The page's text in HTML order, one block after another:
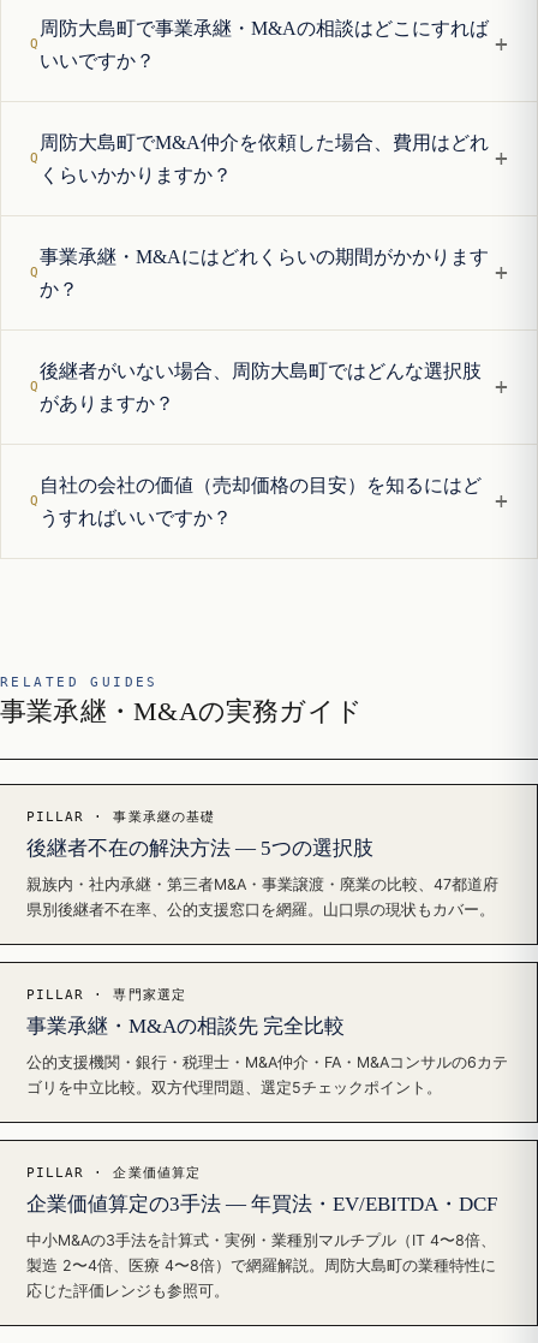
周防大島町で事業承継・M&Aの相談はどこにすれば
いいですか？
+
周防大島町でM&A仲介を依頼した場合、費用はどれ
くらいかかりますか？
+
事業承継・M&Aにはどれくらいの期間がかかります
か？
+
後継者がいない場合、周防大島町ではどんな選択肢
がありますか？
+
自社の会社の価値（売却価格の目安）を知るにはど
うすればいいですか？
+
RELATED GUIDES
事業承継・M&Aの実務ガイド
PILLAR · 事業承継の基礎
後継者不在の解決方法 — 5つの選択肢
親族内・社内承継・第三者M&A・事業譲渡・廃業の比較、47都道府
県別後継者不在率、公的支援窓口を網羅。山口県の現状もカバー。
PILLAR · 専門家選定
事業承継・M&Aの相談先 完全比較
公的支援機関・銀行・税理士・M&A仲介・FA・M&Aコンサルの6カテ
ゴリを中立比較。双方代理問題、選定5チェックポイント。
PILLAR · 企業価値算定
企業価値算定の3手法 — 年買法・EV/EBITDA・DCF
中小M&Aの3手法を計算式・実例・業種別マルチプル（IT 4〜8倍、
製造 2〜4倍、医療 4〜8倍）で網羅解説。周防大島町の業種特性に
応じた評価レンジも参照可。